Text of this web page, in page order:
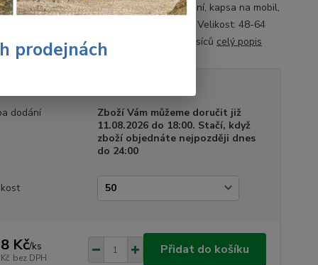
odepínací rukávy do manžety, kryté zapínání, kapsa na mobil,
Materiál: kepr 100% bavlna 260g/m2 Velikost: 48-64
černá Normy: EN 340 Záruka: 24 měsíců celý popis
dodání
Zboží Vám můžeme doručit již
11.08.2026 do 18:00. Stačí, když
zboží objednáte nejpozději dnes
do 24:00
Kč/ks
bez DPH
Přidat do košíku
prodejnách